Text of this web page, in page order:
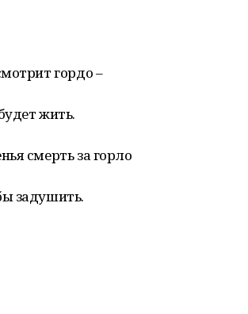
гордо –
жить.
смерть за горло
задушить.